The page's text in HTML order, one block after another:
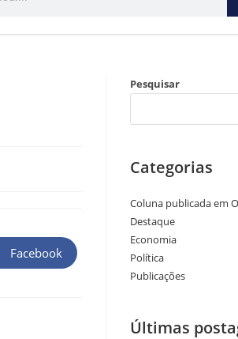
Facebook
Pesquisar
Categorias
Coluna publicada em
Destaque
Economia
Política
Publicações
Últimas